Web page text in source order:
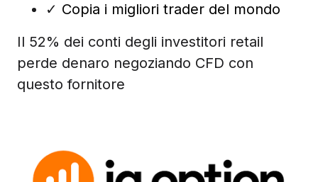
✓ Copia i migliori trader del mondo
Il 52% dei conti degli investitori retail
perde denaro negoziando CFD con
questo fornitore